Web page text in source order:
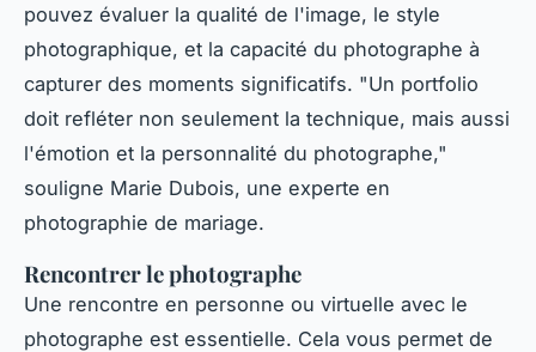
pouvez évaluer la qualité de l'image, le style
photographique, et la capacité du photographe à
capturer des moments significatifs. "Un portfolio
doit refléter non seulement la technique, mais aussi
l'émotion et la personnalité du photographe,"
souligne Marie Dubois, une experte en
photographie de mariage.
Rencontrer le photographe
Une rencontre en personne ou virtuelle avec le
photographe est essentielle. Cela vous permet de